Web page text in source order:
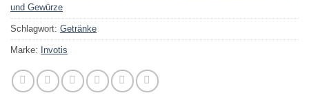
und Gewürze
Schlagwort: Getränke
Marke: Invotis